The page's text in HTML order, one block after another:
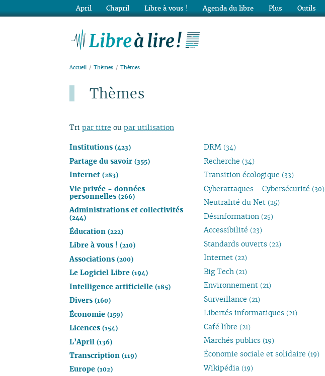
Accueil Thèmes Thèmes
Thèmes
Tri par titre ou par utilisation
Institutions (423)
Partage du savoir (355)
Internet (283)
Vie privée - données
personnelles (266)
Administrations et collectivités
(244)
Éducation (222)
Libre à vous ! (210)
Associations (200)
Le Logiciel Libre (194)
Intelligence artificielle (185)
Divers (160)
Économie (159)
Licences (154)
L’April (136)
Transcription (119)
Europe (102)
DRM (34)
Recherche (34)
Transition écologique (33)
Cyberattaques - Cybersécurité (30)
Neutralité du Net (25)
Désinformation (25)
Accessibilité (23)
Standards ouverts (22)
Internet (22)
Big Tech (21)
Environnement (21)
Surveillance (21)
Libertés informatiques (21)
Café libre (21)
Marchés publics (19)
Économie sociale et solidaire (19)
Wikipédia (19)
April Chapril Libre à vous ! Agenda du libre Plus Outils